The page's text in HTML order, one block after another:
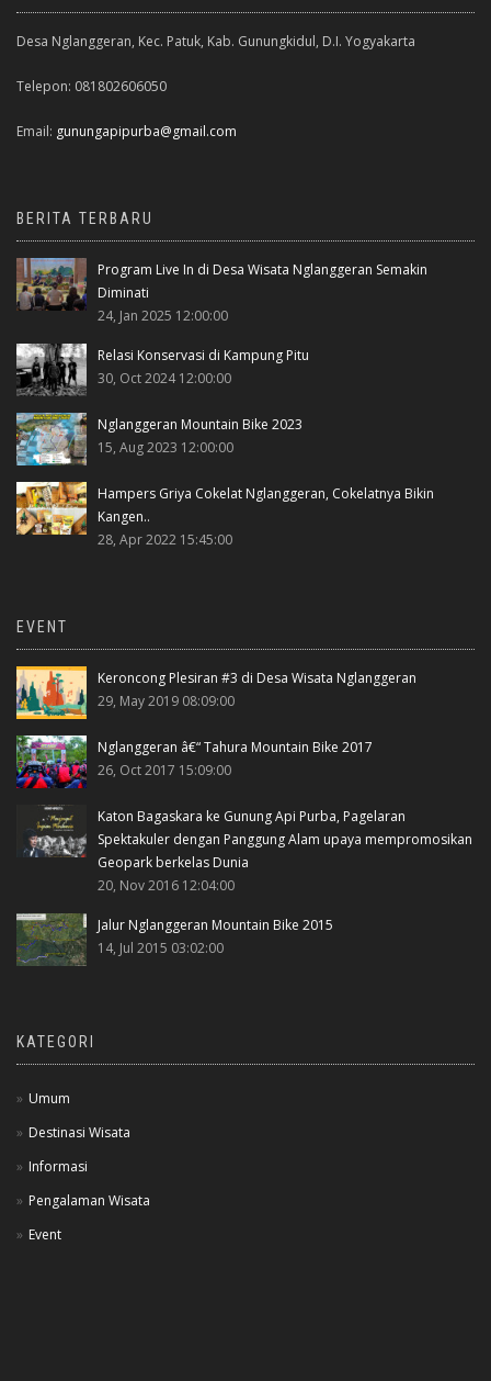
Desa Nglanggeran, Kec. Patuk, Kab. Gunungkidul, D.I. Yogyakarta
Telepon: 081802606050
Email: gunungapipurba@gmail.com
BERITA TERBARU
Program Live In di Desa Wisata Nglanggeran Semakin
Diminati
24, Jan 2025 12:00:00
Relasi Konservasi di Kampung Pitu
30, Oct 2024 12:00:00
Nglanggeran Mountain Bike 2023
15, Aug 2023 12:00:00
Hampers Griya Cokelat Nglanggeran, Cokelatnya Bikin
Kangen..
28, Apr 2022 15:45:00
EVENT
Keroncong Plesiran #3 di Desa Wisata Nglanggeran
29, May 2019 08:09:00
Nglanggeran â€“ Tahura Mountain Bike 2017
26, Oct 2017 15:09:00
Katon Bagaskara ke Gunung Api Purba, Pagelaran
Spektakuler dengan Panggung Alam upaya mempromosikan
Geopark berkelas Dunia
20, Nov 2016 12:04:00
Jalur Nglanggeran Mountain Bike 2015
14, Jul 2015 03:02:00
KATEGORI
Umum
Destinasi Wisata
Informasi
Pengalaman Wisata
Event